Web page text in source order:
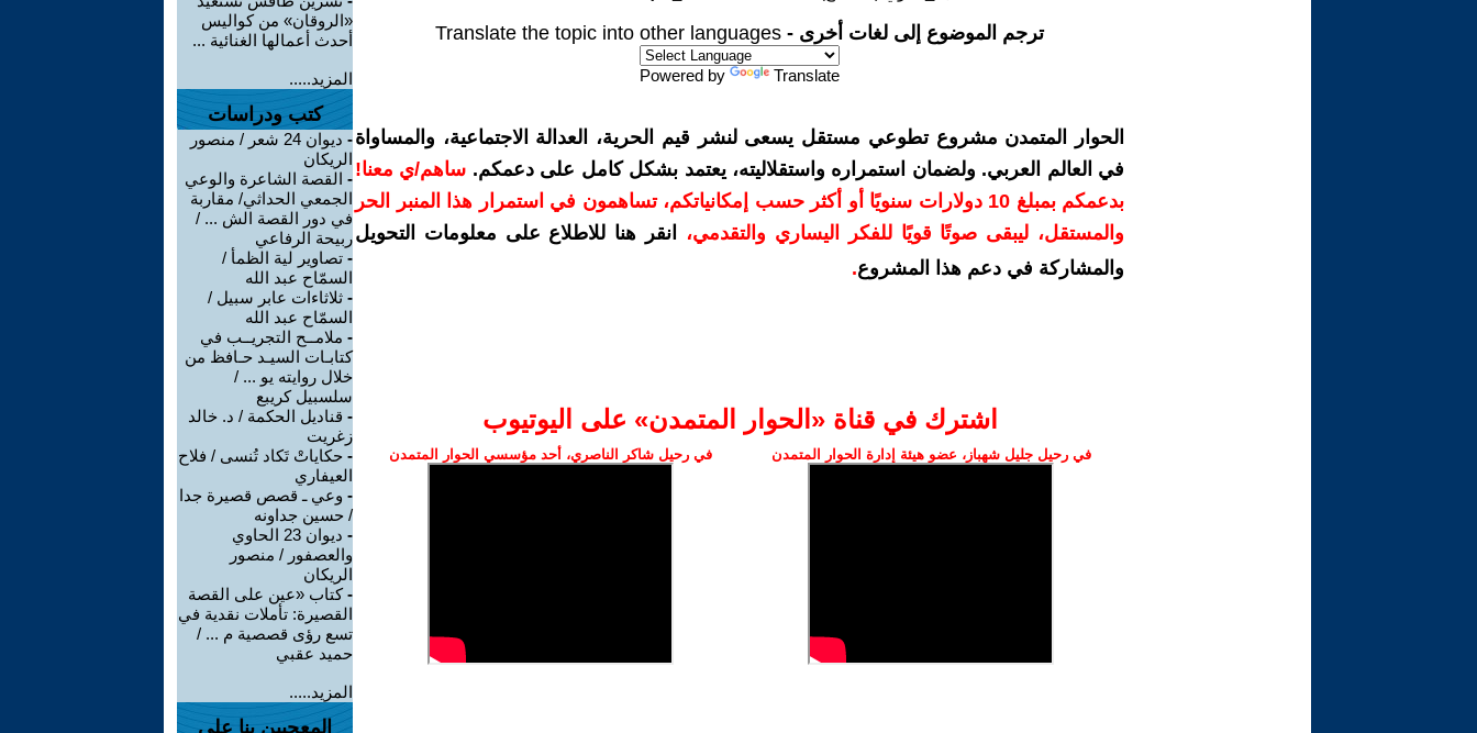
ترجم الموضوع إلى لغات أخرى - Translate the topic into other languages
Powered by Translate
الحوار المتمدن مشروع تطوعي مستقل يسعى لنشر قيم الحرية، العدالة الاجتماعية، والمساواة
في العالم العربي. ولضمان استمراره واستقلاليته، يعتمد بشكل كامل على دعمكم. ساهم/ي معنا!
بدعمكم بمبلغ 10 دولارات سنويًا أو أكثر حسب إمكانياتكم، تساهمون في استمرار هذا المنبر الحر
والمستقل، ليبقى صوتًا قويًا للفكر اليساري والتقدمي،
انقر هنا للاطلاع على معلومات التحويل
والمشاركة في دعم هذا المشروع.
اشترك في قناة ‫«الحوار المتمدن» على اليوتيوب
في رحيل جليل شهباز، عضو هيئة إدارة الحوار المتمدن في رحيل شاكر الناصري، أحد مؤسسي الحوار المتمدن
«الروقان» من كواليس
أحدث أعمالها الغنائية ...
المزيد.....
كتب ودراسات
-
ديوان 24 شعر / منصور
الريكان
- القصة الشاعرة والوعي
الجمعي الحداثي/ مقاربة
في دور القصة الش ... /
ربيحة الرفاعي
- تصاوير لية الظمأ /
السمّاح عبد الله
- ثلاثاءات عابر سبيل /
السمّاح عبد الله
- ملامــح التجريــب في
كتابـات السيـد حـافظ من
خلال روايته يو ... /
سلسبيل كريبع
- قناديل الحكمة / د. خالد
زغريت
- حكاياتْ تَكاد تُنسى / فلاح
العيفاري
- وعي ـ قصص قصيرة جدا
/ حسين جداونه
-
ديوان 23 الحاوي
والعصفور / منصور
الريكان
-كتاب «عين على القصة
القصيرة: تأملات نقدية في
تسع رؤى قصصية م ... /
حميد عقبي
المزيد.....
المعجبين بنا على